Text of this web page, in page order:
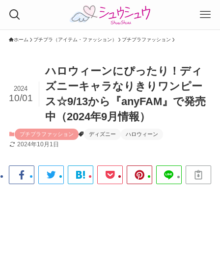
ホーム プチプラ（アイテム・ファッション） プチプラファッション
ハロウィーンにぴったり！ディ
ズニーキャラなりきりワンピー
ス☆9/13から『anyFAM』で発売
中（2024年9月情報）
2024
10/01
プチプラファッション ディズニー ハロウィーン
2024年10月1日